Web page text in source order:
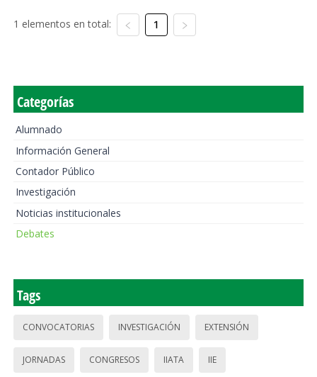
1 elementos en total: 1
Categorías
Alumnado
Información General
Contador Público
Investigación
Noticias institucionales
Debates
Tags
CONVOCATORIAS INVESTIGACIÓN EXTENSIÓN
JORNADAS CONGRESOS IIATA IIE